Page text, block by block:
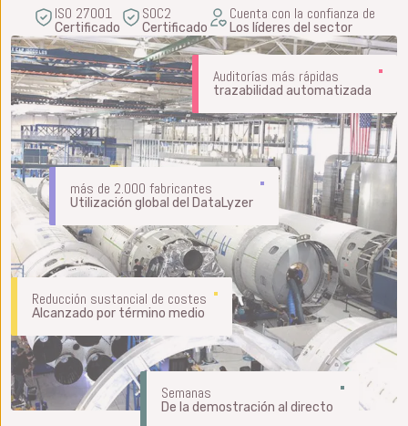
ISO 27001
Certificado
SOC2
Certificado
Cuenta con la confianza de
Los líderes del sector
Auditorías más rápidas
trazabilidad automatizada
más de 2.000 fabricantes
Utilización global del DataLyzer
Reducción sustancial de costes
Alcanzado por término medio
Semanas
De la demostración al directo